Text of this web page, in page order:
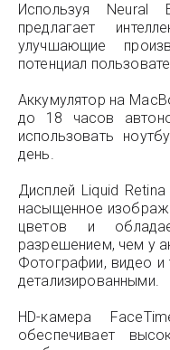
Используя
предлагает
улучшающие
потенциал
Аккумулятор на
до 18 часов
использовать
день.
Дисплей Liquid
насыщенное
цветов и
разрешением, чем у
Фотографии, видео и
детализированными.
HD-камера
обеспечивает